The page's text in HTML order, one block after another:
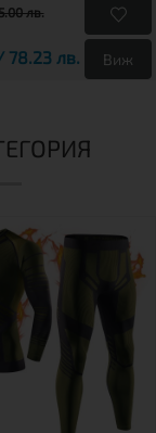
лв.
лв. Виж